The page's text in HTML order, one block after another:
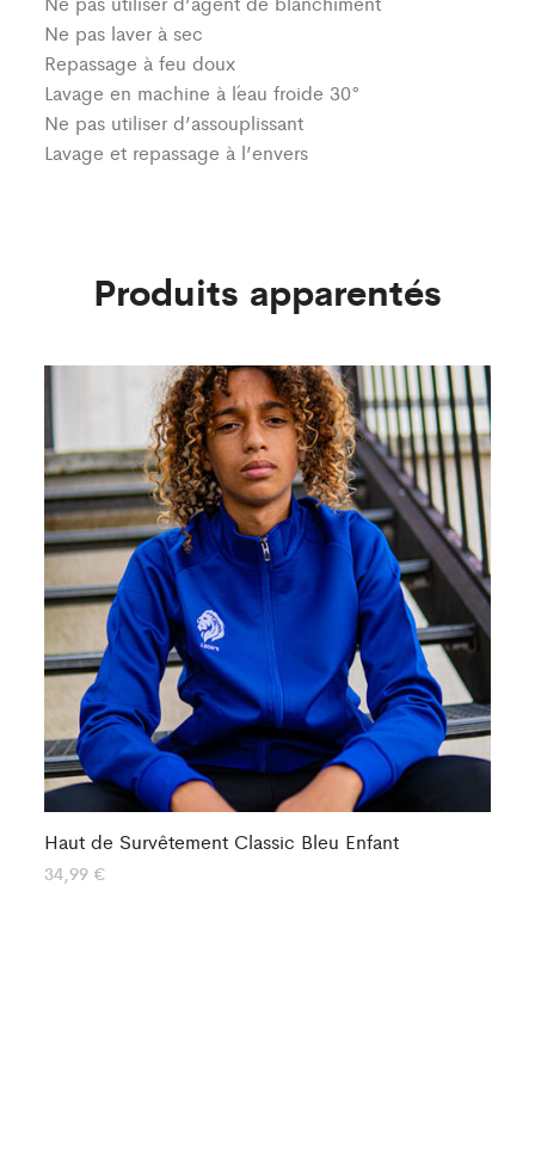
Ne pas laver à sec
Repassage à feu doux
Lavage en machine à l´eau froide 30°
Ne pas utiliser d’assouplissant
Lavage et repassage à l’envers
Produits apparentés
Haut de Survêtement Classic Bleu Enfant
34,99 €